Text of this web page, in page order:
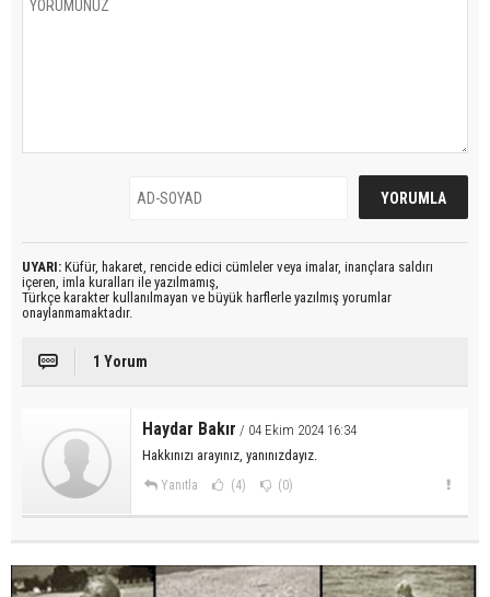
UYARI: Küfür, hakaret, rencide edici cümleler veya imalar, inançlara saldırı
içeren, imla kuralları ile yazılmamış,
Türkçe karakter kullanılmayan ve büyük harflerle yazılmış yorumlar
onaylanmamaktadır.
1 Yorum
Haydar Bakır / 04 Ekim 2024 16:34
Hakkınızı arayınız, yanınızdayız.
Yanıtla (4) (0)